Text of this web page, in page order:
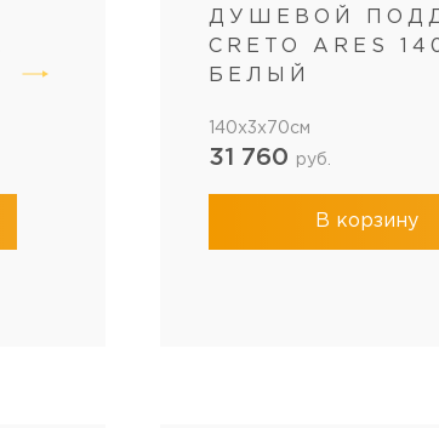
ДУШЕВОЙ
CRETO ARES
БЕЛЫЙ
140x3x70см
31 760 руб.
В корзину